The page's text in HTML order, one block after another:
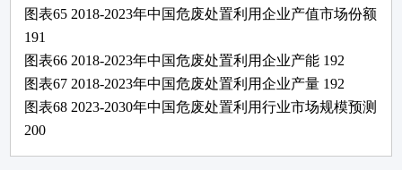
图表65 2018-2023年中国危废处置利用企业产值市场份额
191
图表66 2018-2023年中国危废处置利用企业产能 192
图表67 2018-2023年中国危废处置利用企业产量 192
图表68 2023-2030年中国危废处置利用行业市场规模预测
200